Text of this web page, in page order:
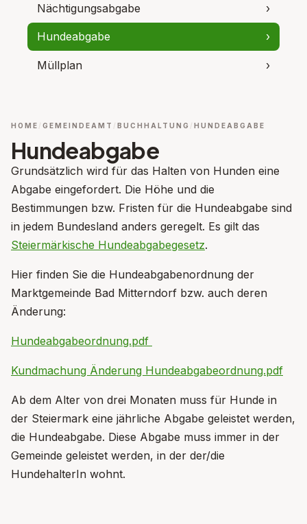
Nächtigungsabgabe ›
Hundeabgabe ›
Müllplan ›
HOME GEMEINDEAMT BUCHHALTUNG HUNDEABGABE
Hundeabgabe
Grundsätzlich wird für das Halten von Hunden eine
Abgabe eingefordert. Die Höhe und die
Bestimmungen bzw. Fristen für die Hundeabgabe sind
in jedem Bundesland anders geregelt. Es gilt das
Steiermärkische Hundeabgabegesetz.
Hier finden Sie die Hundeabgabenordnung der
Marktgemeinde Bad Mitterndorf bzw. auch deren
Änderung:
Hundeabgabeordnung.pdf
Kundmachung Änderung Hundeabgabeordnung.pdf
Ab dem Alter von drei Monaten muss für Hunde in
der Steiermark eine jährliche Abgabe geleistet werden,
die Hundeabgabe. Diese Abgabe muss immer in der
Gemeinde geleistet werden, in der der/die
HundehalterIn wohnt.